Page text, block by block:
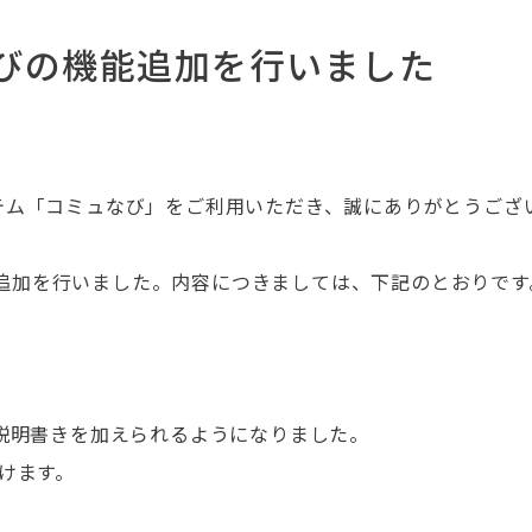
の機能追加を行いました
「コミュなび」をご利用いただき、誠にありがとうござ
を行いました。内容につきましては、下記のとおりです
書きを加えられるようになりました。
す。